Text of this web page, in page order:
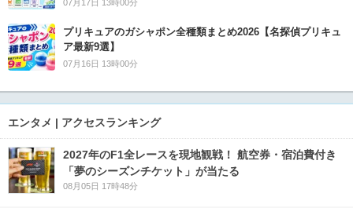
07月17日 13時00分
プリキュアのガシャポン全種類まとめ2026【名探偵プリキュ
ア最新9選】
07月16日 13時00分
エンタメ | アクセスランキング
2027年のF1全レースを現地観戦！ 航空券・宿泊費付き
「夢のシーズンチケット」が当たる
08月05日 17時48分